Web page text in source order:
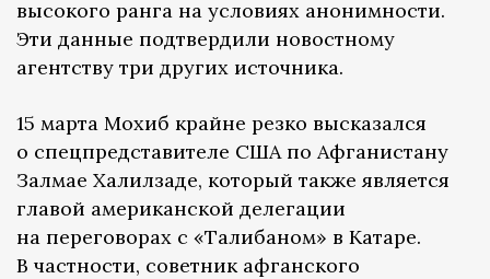
высокого ранга на условиях анонимности.
Эти данные подтвердили новостному
агентству три других источника.
15 марта Мохиб крайне резко высказался
о спецпредставителе США по Афганистану
Залмае Халилзаде, который также является
главой американской делегации
на переговорах с «Талибаном» в Катаре.
В частности, советник афганского